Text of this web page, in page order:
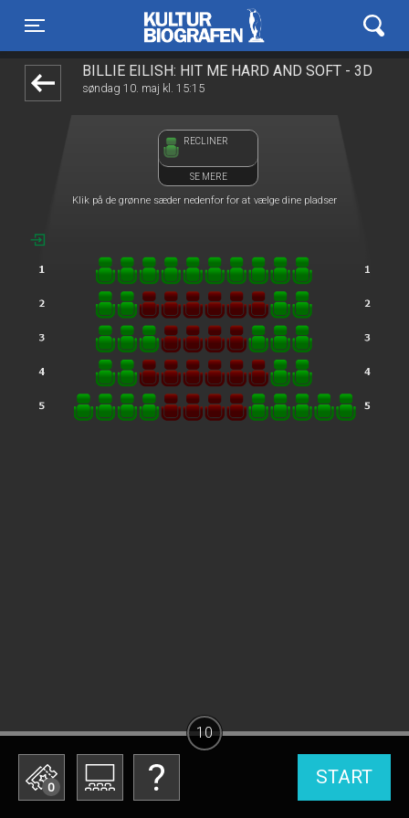
Toggle navigation
Kulturbiografen
BILLIE EILISH: HIT ME HARD AND SOFT - 3D
søndag 10. maj kl. 15:15
RECLINER
SE MERE
Klik på de grønne sæder nedenfor for at vælge dine pladser
0 START
10
1step-front02 053932